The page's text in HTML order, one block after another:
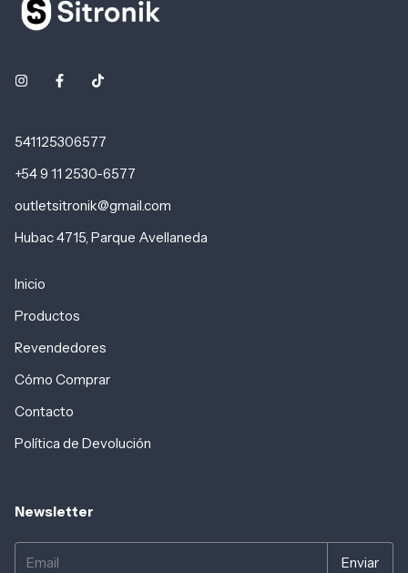
541125306577
+54 9 11 2530-6577
outletsitronik@gmail.com
Hubac 4715, Parque Avellaneda
Inicio
Productos
Revendedores
Cómo Comprar
Contacto
Política de Devolución
Newsletter